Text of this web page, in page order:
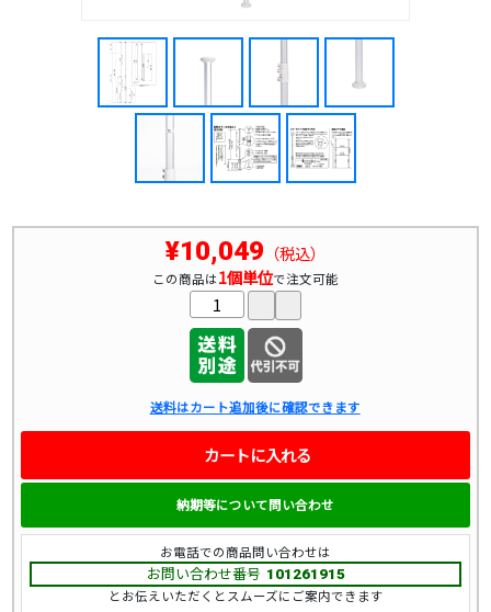
¥10,049 （税込）
この商品は1個単位で注文可能
送料はカート追加後に確認できます
カートに入れる
納期等について問い合わせ
お電話での商品問い合わせは
お問い合わせ番号 101261915
とお伝えいただくとスムーズにご案内できます